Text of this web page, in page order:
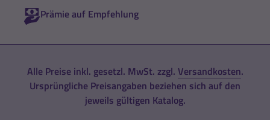
Prämie auf Empfehlung
Alle Preise inkl. gesetzl. MwSt. zzgl. Versandkosten.
Ursprüngliche Preisangaben beziehen sich auf den
jeweils gültigen Katalog.